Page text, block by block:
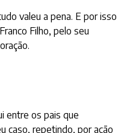
valeu a pena. E por isso
Filho, pelo seu